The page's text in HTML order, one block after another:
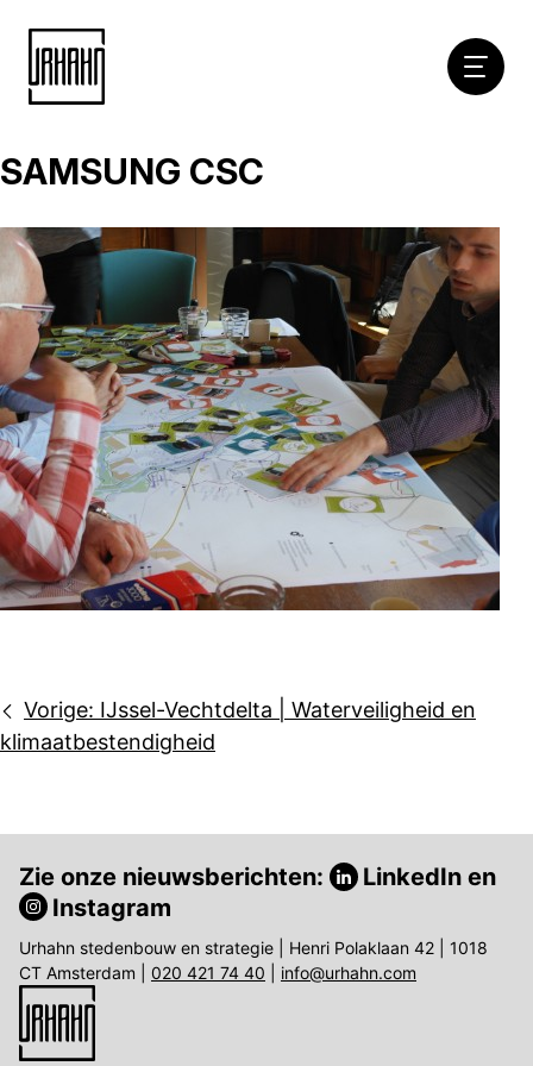
Naar
SAMSUNG CSC
Bericht
navigatie
Vorige: IJssel-Vechtdelta | Waterveiligheid en
klimaatbestendigheid
Zie onze nieuwsberichten: LinkedIn en
Instagram
Urhahn stedenbouw en strategie | Henri Polaklaan 42 | 1018
CT Amsterdam | 020 421 74 40 info@urhahn.com